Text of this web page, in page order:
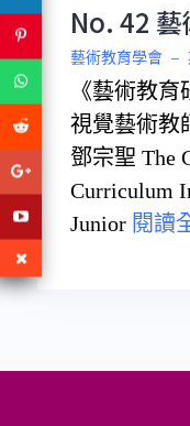
No. 42
藝術教育學會 –
《藝術教
視覺藝術教
鄧宗聖 The
Curriculum
Junior 閱讀